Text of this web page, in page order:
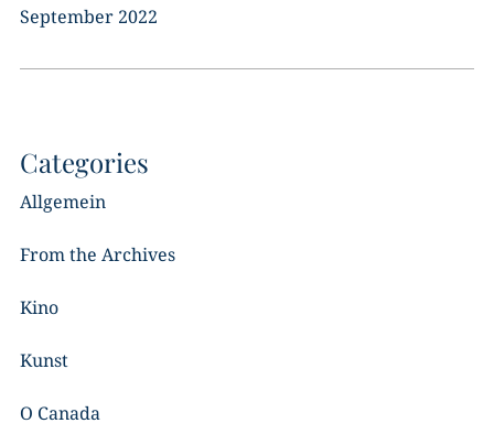
September 2022
Categories
Allgemein
From the Archives
Kino
Kunst
O Canada